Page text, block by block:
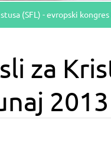
(SFL) - evropski
za
2013